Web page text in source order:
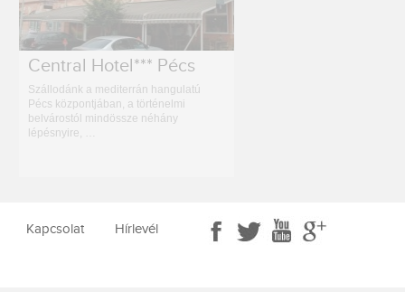
Central Hotel*** Pécs
Szállodánk a mediterrán hangulatú
Pécs központjában, a történelmi
belvárostól mindössze néhány
lépésnyire, …
Kapcsolat Hírlevél